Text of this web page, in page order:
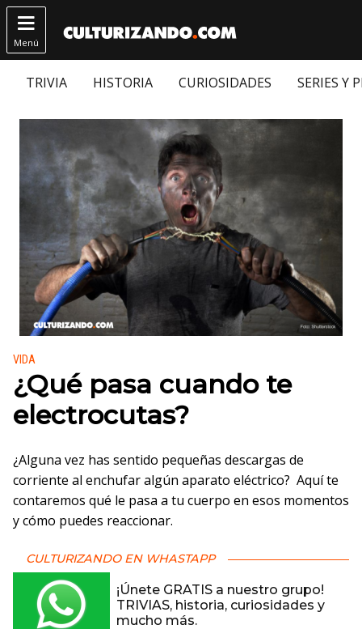

Menú
TRIVIA HISTORIA CURIOSIDADES SERIES Y
Publicado en:
VIDA
¿Qué pasa cuando te
electrocutas?
¿Alguna vez has sentido pequeñas descargas de
corriente al enchufar algún aparato eléctrico? Aquí te
contaremos qué le pasa a tu cuerpo en esos momentos
y cómo puedes reaccionar.
CULTURIZANDO EN WHASTAPP
¡Únete GRATIS a nuestro grupo!
TRIVIAS, historia, curiosidades y
mucho más.